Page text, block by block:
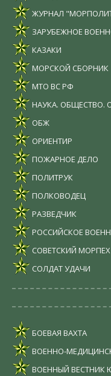
ЖУРНАЛ
ЗАРУБЕЖНОЕ
КАЗАКИ
МОРСКОЙ СБОРНИК
МТО ВС РФ
НАУКА. ОБЩЕСТВО.
ОБЖ
ОРИЕНТИР
ПОЖАРНОЕ ДЕЛО
ПОЛИТРУК
ПОЛКОВОДЕЦ
РАЗВЕДЧИК
РОССИЙСКОЕ
СОВЕТСКИЙ МОРПЕХ
СОЛДАТ УДАЧИ
БОЕВАЯ ВАХТА
ВОЕННО-
ВОЕННЫЙ ВЕСТНИК